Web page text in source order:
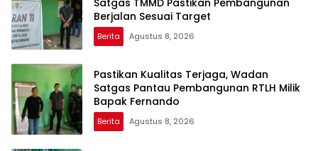
Berjalan Sesuai Target
Berita Agustus 8, 2026
Pastikan Kualitas Terjaga, Wadan
Satgas Pantau Pembangunan RTLH Milik
Bapak Fernando
Berita Agustus 8, 2026